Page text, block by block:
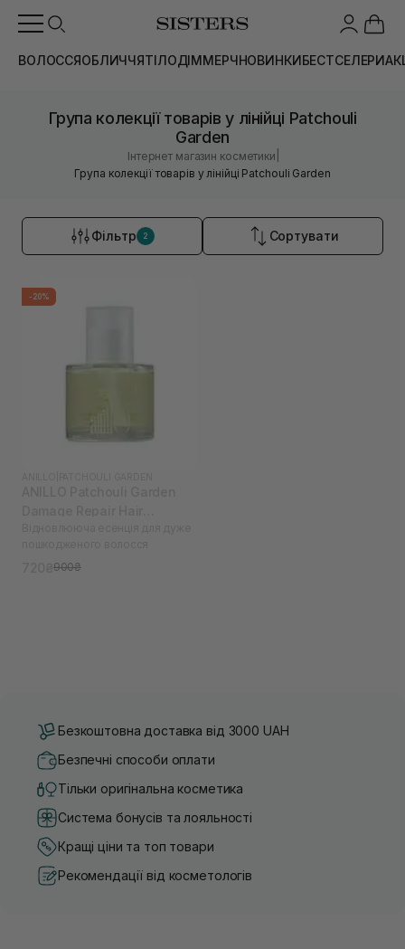
ВОЛОССЯОБЛИЧЧЯТІЛОДІММЕРЧНОВИНКИБЕСТСЕЛЕРИ
Група колекції товарів у лінійці Patchouli
Garden
Інтернет магазин косметики
Група колекції товарів у лінійці Patchouli Garden
Фільтр 2 Сортувати
-20%
900₴
Безкоштовна доставка від 3000 UAH
Безпечні способи оплати
Тільки оригінальна косметика
Система бонусів та лояльності
Кращі ціни та топ товари
Рекомендації від косметологів